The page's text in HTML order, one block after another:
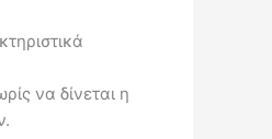
να δίνεται η